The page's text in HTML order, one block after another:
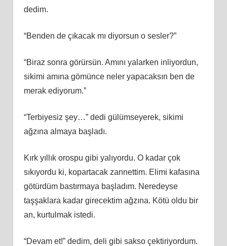
dedim.
“Benden de çıkacak mı diyorsun o sesler?”
“Biraz sonra görürsün. Amını yalarken inliyordun,
sikimi amına gömünce neler yapacaksın ben de
merak ediyorum.”
“Terbiyesiz şey…” dedi gülümseyerek, sikimi
ağzına almaya başladı.
Kırk yıllık orospu gibi yalıyordu. O kadar çok
sıkıyordu ki, kopartacak zannettim. Elimi kafasına
götürdüm bastırmaya başladım. Neredeyse
taşşaklara kadar girecektim ağzına. Kötü oldu bir
an, kurtulmak istedi.
“Devam et!” dedim, deli gibi sakso çektiriyordum.